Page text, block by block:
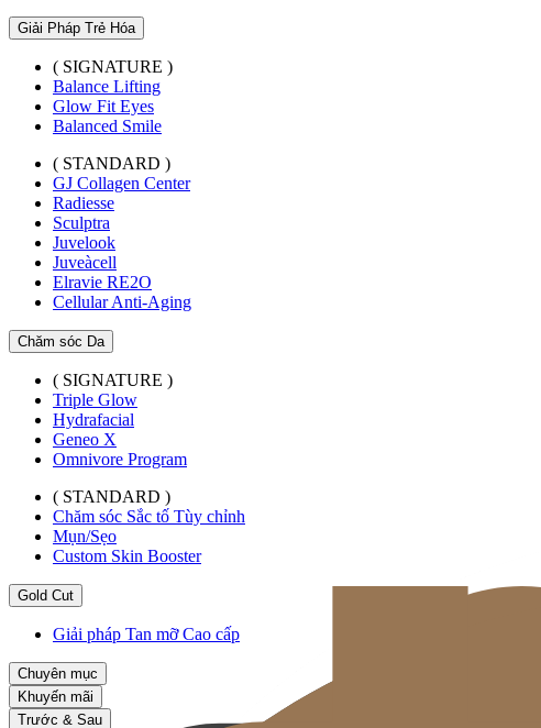
Giải Pháp Trẻ Hóa
( SIGNATURE )
Balance Lifting
Glow Fit Eyes
Balanced Smile
( STANDARD )
GJ Collagen Center
Radiesse
Sculptra
Juvelook
Juveàcell
Elravie RE2O
Cellular Anti-Aging
Chăm sóc Da
( SIGNATURE )
Triple Glow
Hydrafacial
Geneo X
Omnivore Program
( STANDARD )
Chăm sóc Sắc tố Tùy chỉnh
Mụn/Sẹo
Custom Skin Booster
Gold Cut
Giải pháp Tan mỡ Cao cấp
Chuyên mục
Khuyến mãi
Trước & Sau